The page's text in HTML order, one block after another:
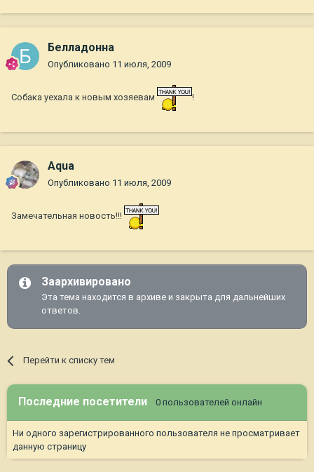
Белладонна
Опубликовано 11 июля, 2009
Собака уехала к новым хозяевам !
Aqua
Опубликовано 11 июля, 2009
Замечательная новость!!!
Заархивировано
Эта тема находится в архиве и закрыта для дальнейших
ответов.
Перейти к списку тем
Последние посетители 0 пользователей онлайн
Ни одного зарегистрированного пользователя не просматривает
данную страницу